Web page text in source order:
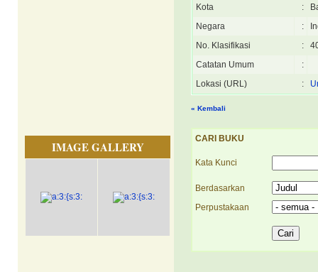
IMAGE GALLERY
Kota
:
Negara
:
No. Klasifikasi
:
Catatan Umum
:
Lokasi (URL)
:
« Kembali
CARI BUKU
Kata Kunci
Berdasarkan
Perpustakaan